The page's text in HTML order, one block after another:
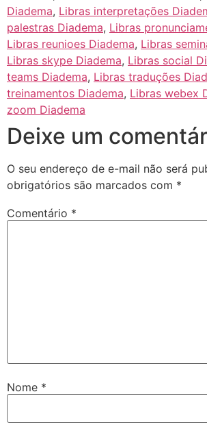
Diadema, Libras interpretações
palestras Diadema, Libras
Libras reunioes Diadema, Libras
Libras skype Diadema, Libras social
teams Diadema, Libras traduções
treinamentos Diadema, Libras webex
zoom Diadema
Deixe um
O seu endereço de e-mail não será
obrigatórios são marcados com *
Comentário *
Nome *